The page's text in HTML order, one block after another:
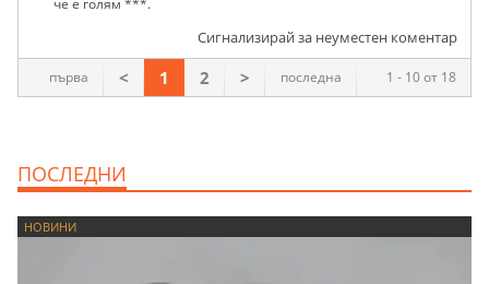
че е голям ***.
Сигнализирай за неуместен коментар
1 - 10 от 18
първа < 1 2 > последна
ПОСЛЕДНИ
НОВИНИ